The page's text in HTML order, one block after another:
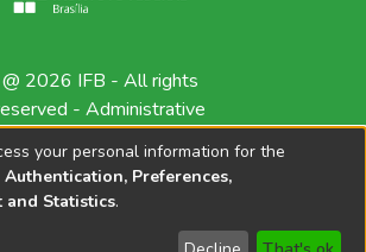
@ 2026 IFB - All rights
- Administrative
your personal information for the
Authentication, Preferences,
Statistics.